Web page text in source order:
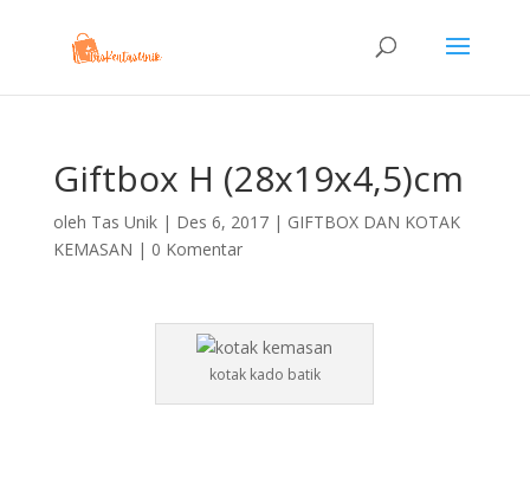
Giftbox H (28x19x4,5)cm
oleh Tas Unik| Des 6, 2017| GIFTBOX DAN KOTAK
KEMASAN | 0 Komentar
kotak kado batik